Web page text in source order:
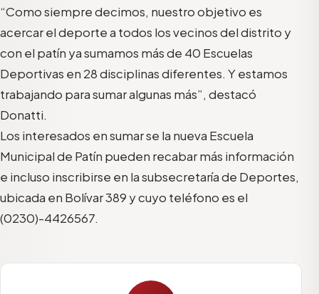
“Como siempre decimos, nuestro objetivo es
acercar el deporte a todos los vecinos del distrito y
con el patín ya sumamos más de 40 Escuelas
Deportivas en 28 disciplinas diferentes. Y estamos
trabajando para sumar algunas más”, destacó
Donatti.
Los interesados en sumar se la nueva Escuela
Municipal de Patín pueden recabar más información
e incluso inscribirse en la subsecretaría de Deportes,
ubicada en Bolívar 389 y cuyo teléfono es el
(0230)-4426567.